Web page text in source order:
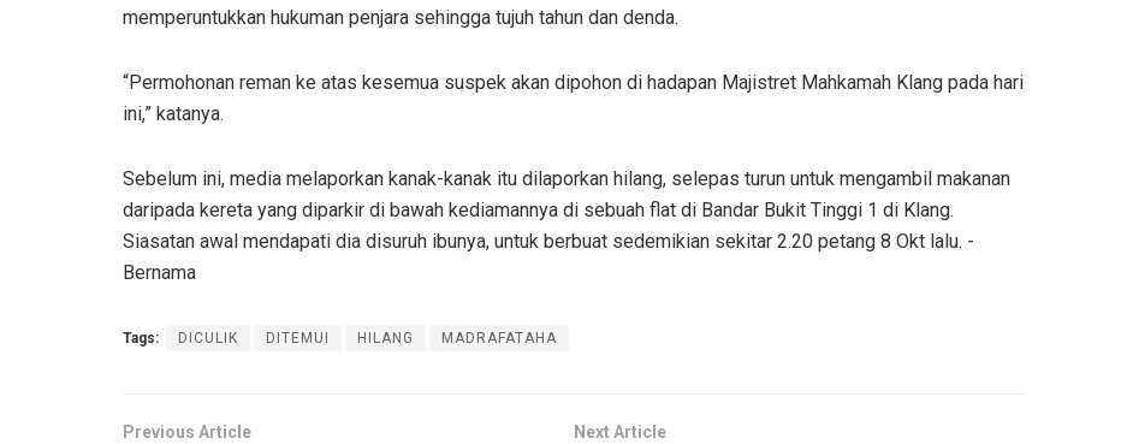
memperuntukkan hukuman penjara sehingga tujuh tahun dan denda.
“Permohonan reman ke atas kesemua suspek akan dipohon di hadapan Majistret Mahkamah Klang pada hari
ini,” katanya.
Sebelum ini, media melaporkan kanak-kanak itu dilaporkan hilang, selepas turun untuk mengambil makanan
daripada kereta yang diparkir di bawah kediamannya di sebuah flat di Bandar Bukit Tinggi 1 di Klang.
Siasatan awal mendapati dia disuruh ibunya, untuk berbuat sedemikian sekitar 2.20 petang 8 Okt lalu. -
Bernama
Tags: DICULIK DITEMUI HILANG MADRAFATAHA
Previous Article Next Article